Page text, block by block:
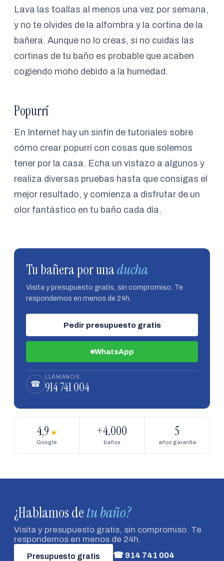
Lava las toallas al menos una vez por semana,
y no te olvides de la alfombra y la cortina de la
bañera. Aunque no lo creas, si no cuidas las
cortinas de tu baño es probable que acaben
cogiendo moho debido a la humedad.
Popurrí
En Internet hay un sinfín de tutoriales sobre
cómo crear popurrí con cosas que solemos
tener por la casa. Echa un vistazo a algunos y
realiza diversas pruebas hasta que consigas el
mejor resultado, y comienza a disfrutar de un
olor fantástico en tu baño cada día.
Tu bañera por unaducha
Visita y presupuesto gratis, sin compromiso. Te
respondemos en menos de 24h.
Pedir presupuesto gratis
WhatsApp
☎
LLÁMANOS
914 741 004
4,9 ★
Google
+4.000
baños
5
años garantía
¿Hablamos detu baño?
Visita y presupuesto gratis, sin compromiso. Te
respondemos en menos de 24h.
Presupuesto gratis ☎ 914 741 004